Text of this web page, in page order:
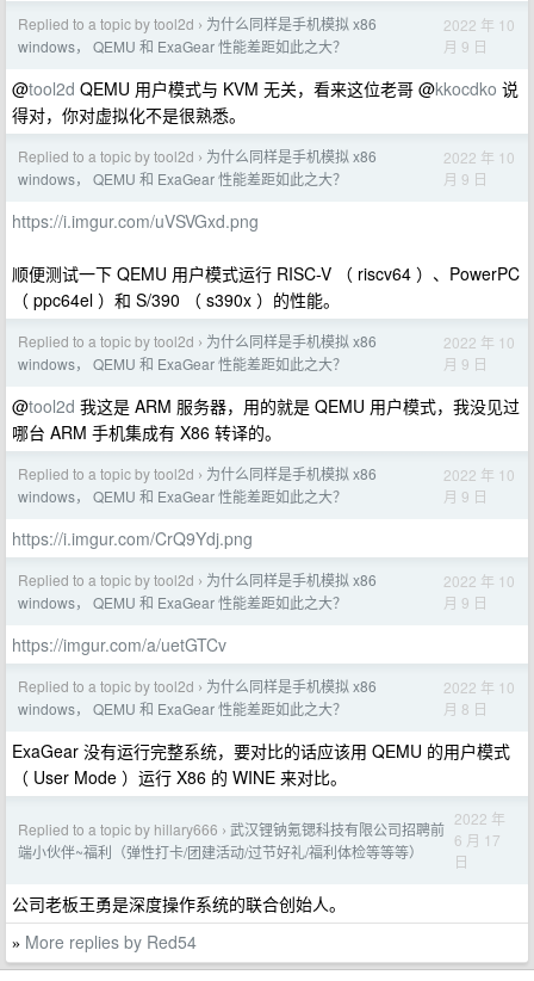
Replied to a topic by tool2d › 为什么同样是手机模拟 x86
windows， QEMU 和 ExaGear 性能差距如此之大？
2022 年 10
月 9 日
@tool2d QEMU 用户模式与 KVM 无关，看来这位老哥 @kkocdko 说
得对，你对虚拟化不是很熟悉。
Replied to a topic by tool2d › 为什么同样是手机模拟 x86
windows， QEMU 和 ExaGear 性能差距如此之大？
2022 年 10
月 9 日
https://i.imgur.com/uVSVGxd.png
顺便测试一下 QEMU 用户模式运行 RISC-V （ riscv64 ）、PowerPC
（ ppc64el ）和 S/390 （ s390x ）的性能。
Replied to a topic by tool2d › 为什么同样是手机模拟 x86
windows， QEMU 和 ExaGear 性能差距如此之大？
2022 年 10
月 9 日
@tool2d 我这是 ARM 服务器，用的就是 QEMU 用户模式，我没见过
哪台 ARM 手机集成有 X86 转译的。
Replied to a topic by tool2d › 为什么同样是手机模拟 x86
windows， QEMU 和 ExaGear 性能差距如此之大？
2022 年 10
月 9 日
https://i.imgur.com/CrQ9Ydj.png
Replied to a topic by tool2d › 为什么同样是手机模拟 x86
windows， QEMU 和 ExaGear 性能差距如此之大？
2022 年 10
月 9 日
https://imgur.com/a/uetGTCv
Replied to a topic by tool2d › 为什么同样是手机模拟 x86
windows， QEMU 和 ExaGear 性能差距如此之大？
2022 年 10
月 8 日
ExaGear 没有运行完整系统，要对比的话应该用 QEMU 的用户模式
（ User Mode ）运行 X86 的 WINE 来对比。
Replied to a topic by hillary666 › 武汉锂钠氪锶科技有限公司招聘前
端小伙伴~福利（弹性打卡/团建活动/过节好礼/福利体检等等等）
2022 年
6 月 17
日
公司老板王勇是深度操作系统的联合创始人。
» More replies by Red54